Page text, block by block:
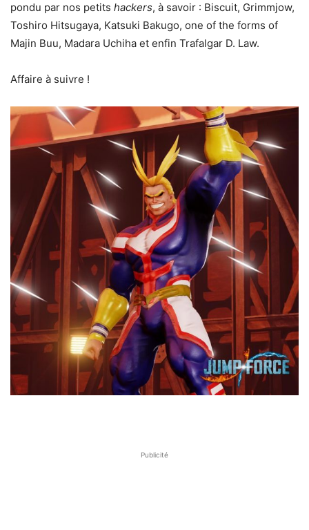
pondu par nos petits hackers, à savoir : Biscuit, Grimmjow,
Toshiro Hitsugaya, Katsuki Bakugo, one of the forms of
Majin Buu, Madara Uchiha et enfin Trafalgar D. Law.
Affaire à suivre !
Publicité